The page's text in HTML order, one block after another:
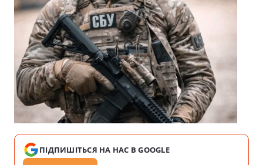
ПІДПИШІТЬСЯ НА НАС В GOOGLE